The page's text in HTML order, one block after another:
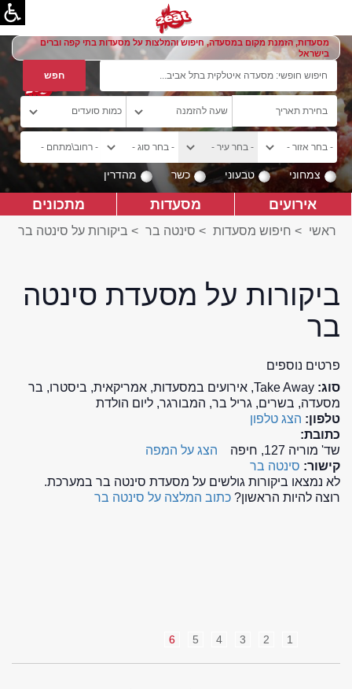
מסעדות, הזמנת מקום במסעדה, חיפוש והמלצות על מסעדות בתי קפה וברים
בישראל
צמחוני טבעוני כשר מהדרין
אירועים מסעדות מתכונים
ראשי > חיפוש מסעדות > סינטה בר > ביקורות על סינטה בר
ביקורות על מסעדת סינטה
בר
פרטים נוספים
סוג:
Take Away, אירועים במסעדות, אמריקאית, ביסטרו, בר
מסעדה, בשרים, גריל בר, המבורגר, ליום הולדת
טלפון: הצג טלפון
כתובת:
שד' מוריה 127, חיפה
הצג על המפה
קישור: סינטה בר
לא נמצאו ביקורות גולשים על מסעדת סינטה בר במערכת.
רוצה להיות הראשון? כתוב המלצה על סינטה בר
1
2
3
4
5
6